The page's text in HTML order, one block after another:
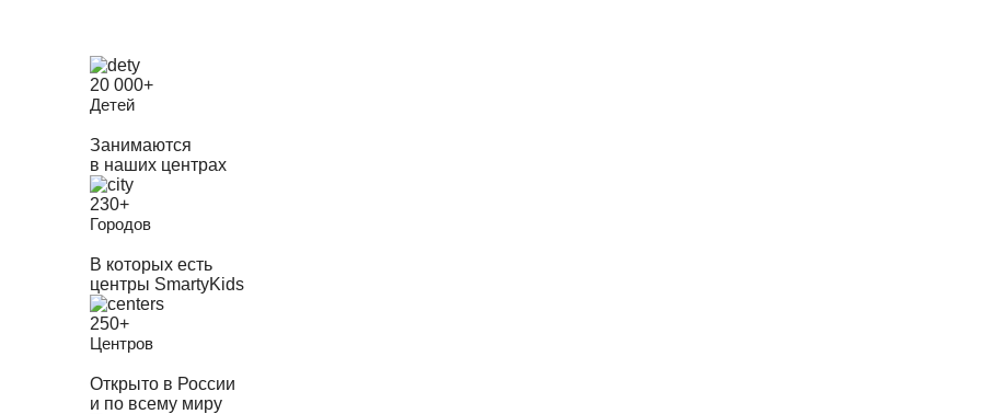
20 000+
Детей
Занимаются
в наших центрах
230+
Городов
В которых есть
центры SmartyKids
250+
Центров
Открыто в России
и по всему миру